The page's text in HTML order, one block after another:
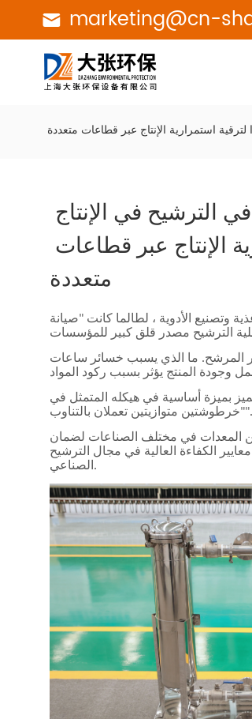
marketing@cn-
استمرارية الإنتاج عبر قطاعات متعددة
متعددة